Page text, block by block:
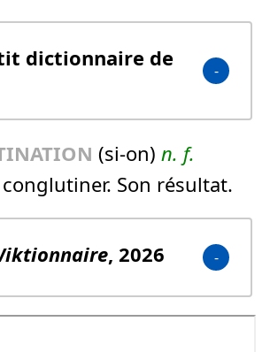
dictionnaire de
(si-on) n. f.
Son résultat.
, 2026